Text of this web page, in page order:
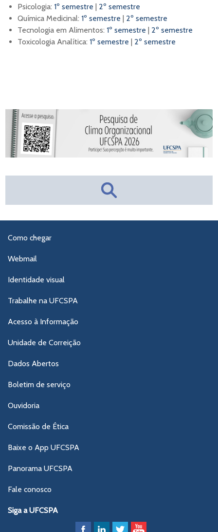
Psicologia: 1º semestre | 2º semestre
Química Medicinal: 1º semestre | 2º semestre
Tecnologia em Alimentos: 1º semestre | 2º semestre
Toxicologia Analítica: 1º semestre | 2º semestre
Como chegar
Webmail
Identidade visual
Trabalhe na UFCSPA
Acesso à Informação
Unidade de Correição
Dados Abertos
Boletim de serviço
Ouvidoria
Comissão de Ética
Baixe o App UFCSPA
Panorama UFCSPA
Fale conosco
Siga a UFCSPA